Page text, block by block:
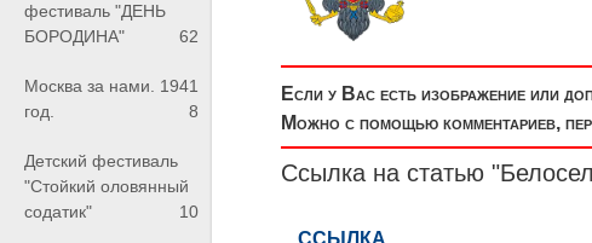
фестиваль "ДЕНЬ
БОРОДИНА"
62
Москва за нами. 1941
год.
8
Детский фестиваль
"Стойкий оловянный
содатик"
10
Если у Вас есть изображение или
Можно с помощью комментариев,
Ссылка на статью